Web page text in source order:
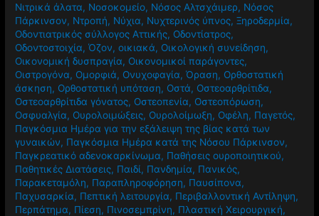
Νιτρικά άλατα, Νοσοκομείο, Νόσος Αλτσχάιμερ, Νόσος
Πάρκινσον, Ντροπή, Νύχια, Νυχτερινός ύπνος,Ξηροδερμία,
Οδοντιατρικός σύλλογος Αττικής, Οδοντίατρος,
Οδοντοστοιχία,Όζον,οικιακά, Οικολογική συνείδηση,
Οικονομική δυσπραγία, Οικονομικοί παράγοντες,
Οιστρογόνα, Ομορφιά, Ονυχοφαγία,Όραση, Ορθοστατική
άσκηση, Ορθοστατική υπόταση, Οστά, Οστεοαρθρίτιδα,
Οστεοαρθρίτιδα γόνατος, Οστεοπενία, Οστεοπόρωση,
Οσφυαλγία, Ουρολοιμώξεις, Ουρολοίμωξη, Οφέλη, Παγετός,
Παγκόσμια Ημέρα για την εξάλειψη της βίας κατά των
γυναικών, Παγκόσμια Ημέρα κατά της Νόσου Πάρκινσον,
Παγκρεατικό αδενοκαρκίνωμα, Παθήσεις ουροποιητικού,
Παθητικές Διατάσεις, Παιδί, Πανδημία, Πανικός,
Παρακεταμόλη, Παραπληροφόρηση, Παυσίπονα,
Παχυσαρκία, Πεπτική λειτουργία, Περιβαλλοντική Αντίληψη,
Περπάτημα, Πίεση, Πινοσεμπρίνη, Πλαστική Χειρουργική,